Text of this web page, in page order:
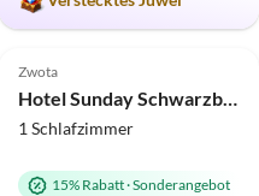
Zwota
Hotel Sunday Schwarzbachtal – Doppelzimmer ohne Balkon
1 Schlafzimmer
15% Rabatt·Sonderangebot